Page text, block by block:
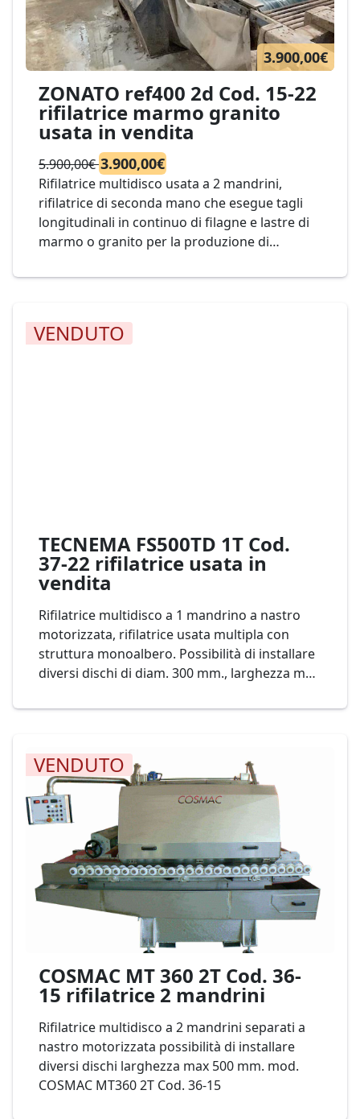
3.900,00€
ZONATO ref400 2d Cod. 15-22
rifilatrice marmo granito
usata in vendita
5.900,00€3.900,00€
Rifilatrice multidisco usata a 2 mandrini,
rifilatrice di seconda mano che esegue tagli
longitudinali in continuo di filagne e lastre di
marmo o granito per la produzione di
permette di rifilare filagne per ottenere la
ZONATO Cod. 15-22
VENDUTO
TECNEMA FS500TD 1T Cod.
37-22 rifilatrice usata in
vendita
Rifilatrice multidisco a 1 mandrino a nastro
motorizzata, rifilatrice usata multipla con
struttura monoalbero. Possibilità di installare
diversi dischi di diam. 300 mm., larghezza max
Cod. 37-22
VENDUTO
COSMAC MT 360 2T Cod. 36-
15 rifilatrice 2 mandrini
Rifilatrice multidisco a 2 mandrini separati a
nastro motorizzata possibilità di installare
diversi dischi larghezza max 500 mm. mod.
COSMAC MT360 2T Cod. 36-15